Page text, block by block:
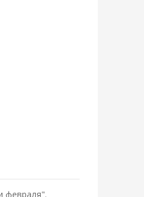
февраля".